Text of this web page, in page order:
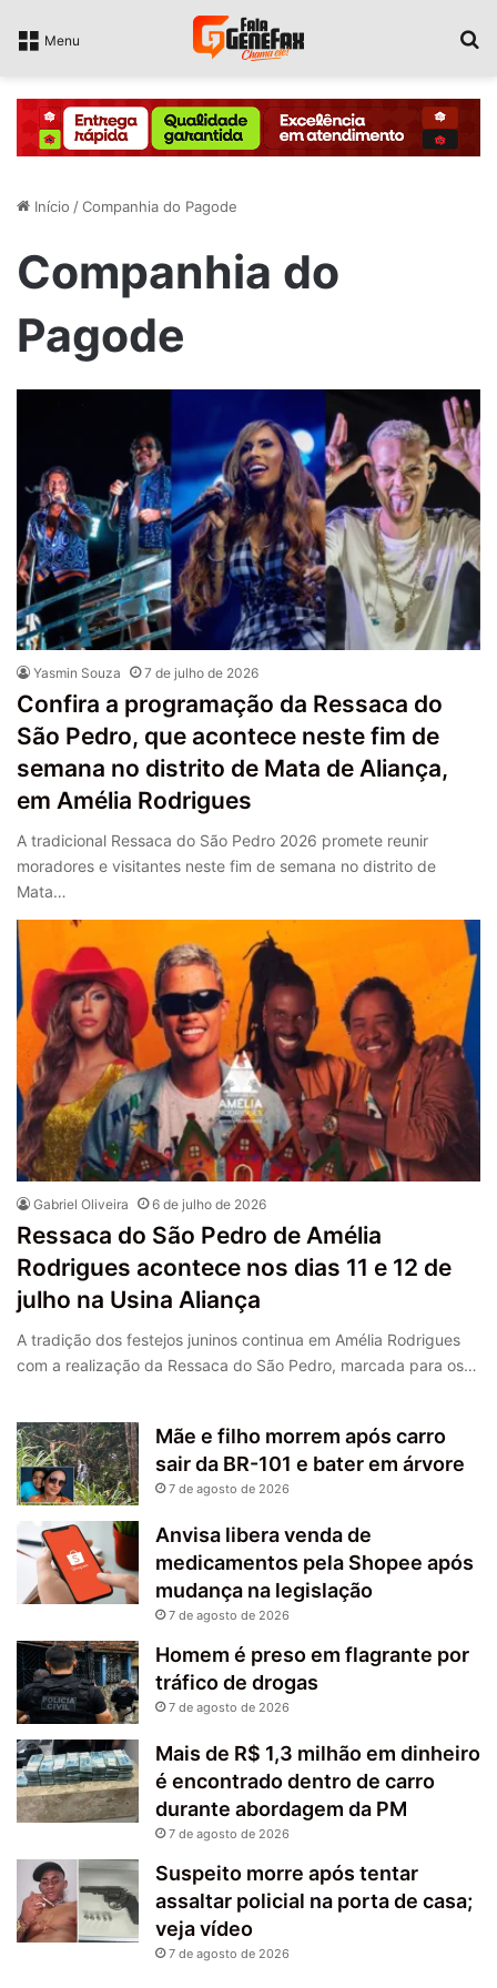
Menu
Início /Companhia do Pagode
Companhia do
Pagode
Yasmin Souza 7 de julho de 2026
Confira a programação da Ressaca do
São Pedro, que acontece neste fim de
semana no distrito de Mata de Aliança,
em Amélia Rodrigues
A tradicional Ressaca do São Pedro 2026 promete reunir
moradores e visitantes neste fim de semana no distrito de
Mata…
Gabriel Oliveira 6 de julho de 2026
Ressaca do São Pedro de Amélia
Rodrigues acontece nos dias 11 e 12 de
julho na Usina Aliança
A tradição dos festejos juninos continua em Amélia Rodrigues
com a realização da Ressaca do São Pedro, marcada para os…
Mãe e filho morrem após carro
sair da BR-101 e bater em árvore
7 de agosto de 2026
Anvisa libera venda de
medicamentos pela Shopee após
mudança na legislação
7 de agosto de 2026
Homem é preso em flagrante por
tráfico de drogas
7 de agosto de 2026
Mais de R$ 1,3 milhão em dinheiro
é encontrado dentro de carro
durante abordagem da PM
7 de agosto de 2026
Suspeito morre após tentar
assaltar policial na porta de casa;
veja vídeo
7 de agosto de 2026